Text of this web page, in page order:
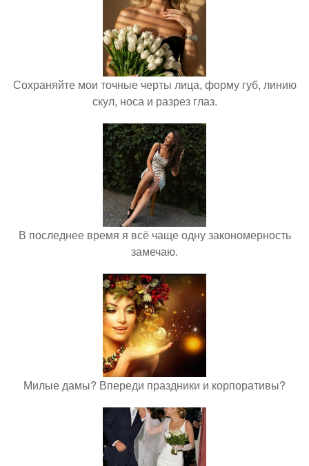
Сохраняйте мои точные черты лица, форму губ, линию
скул, носа и разрез глаз.
В последнее время я всё чаще одну закономерность
замечаю.
Милые дамы? Впереди праздники и корпоративы?